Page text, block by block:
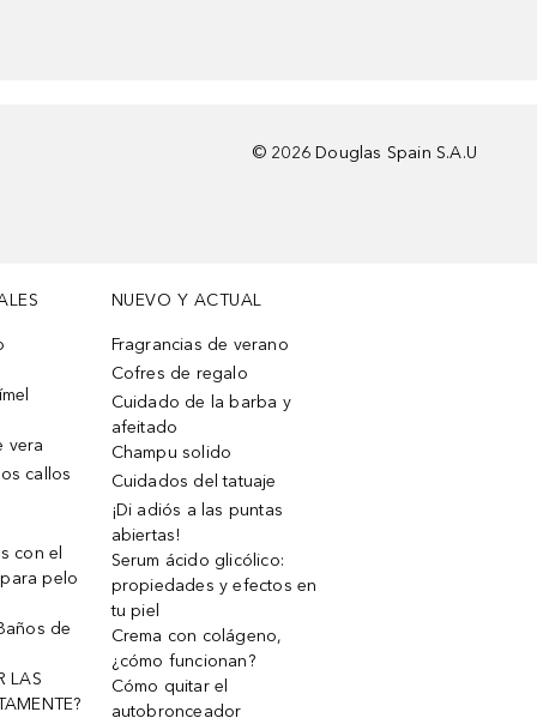
© 2026 Douglas Spain S.A.U
vera
callos
con el
pelo
de
LAS
NUEVO Y ACTUAL
Fragrancias de verano
Cofres de regalo
Cuidado de la barba y
afeitado
Champu solido
Cuidados del tatuaje
¡Di adiós a las puntas
abiertas!
Serum ácido glicólico:
propiedades y efectos en
tu piel
Crema con colágeno,
¿cómo funcionan?
Cómo quitar el
autobronceador